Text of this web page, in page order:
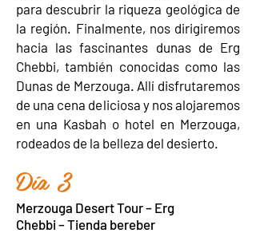
para descubrir la riqueza geológica de
la región. Finalmente, nos dirigiremos
hacia las fascinantes dunas de Erg
Chebbi, también conocidas como las
Dunas de Merzouga. Allí disfrutaremos
de una cena deliciosa y nos alojaremos
en una Kasbah o hotel en Merzouga,
rodeados de la belleza del desierto.
Día 3
Merzouga Desert Tour – Erg
Chebbi – Tienda bereber